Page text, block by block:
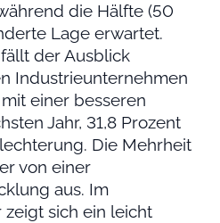
die Hälfte (50
Lage erwartet.
der Ausblick
Industrieunternehmen
einer besseren
Jahr, 31,8 Prozent
Die Mehrheit
von einer
aus. Im
sich ein leicht